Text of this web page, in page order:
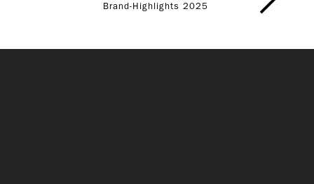
Brand-Highlights 2025